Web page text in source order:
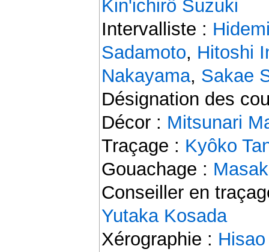
Kin'ichirô Suzuki
Intervalliste :
Sadamoto, Hitoshi
Nakayama, Sakae
Désignation des
Décor : Mitsunari
Traçage : Kyôko
Gouachage :
Conseiller en
Yutaka Kosada
Xérographie :